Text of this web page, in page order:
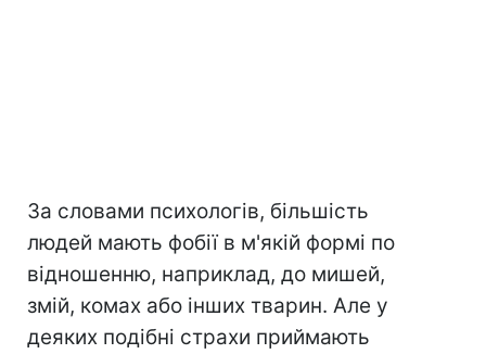
За словами психологів, більшість
людей мають фобії в м'якій формі по
відношенню, наприклад, до мишей,
змій, комах або інших тварин. Але у
деяких подібні страхи приймають